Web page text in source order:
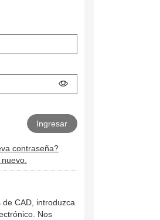
contraseña?
CAD, introduzca
Nos